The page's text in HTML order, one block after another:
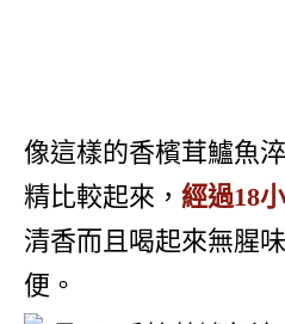
像這樣的香檳茸鱸魚
精比較起來， 經過18
清香而且喝起來無腥
便。